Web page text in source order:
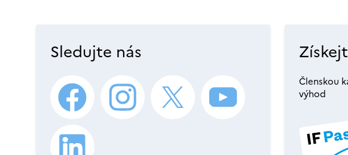
Sledujte nás
Členskou
výhod